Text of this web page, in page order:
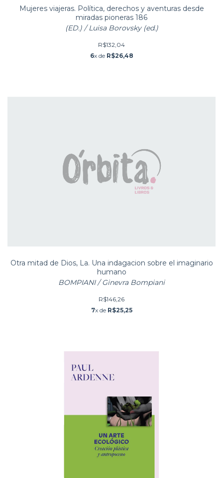
Mujeres viajeras. Política, derechos y aventuras desde
miradas pioneras 186
(ED.) / Luisa Borovsky (ed.)
R$132,04
6x de R$26,48
Otra mitad de Dios, La. Una indagacion sobre el imaginario
humano
BOMPIANI / Ginevra Bompiani
R$146,26
7x de R$25,25